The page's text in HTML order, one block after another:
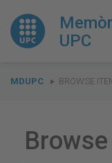
UPC
You
MDUPC BROWSE